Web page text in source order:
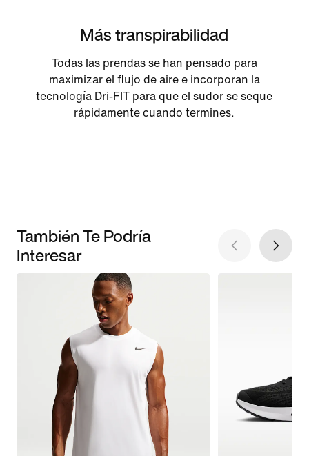
Más transpirabilidad
Todas las prendas se han pensado para
maximizar el flujo de aire e incorporan la
tecnología Dri-FIT para que el sudor se seque
rápidamente cuando termines.
También Te Podría
Interesar